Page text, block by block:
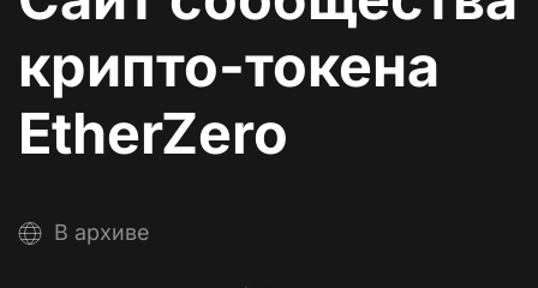
крипто-токена
EtherZero
В архиве